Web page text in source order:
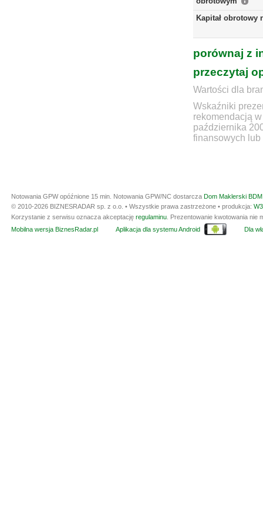
Kapitał obrotowy
porównaj z
przeczytaj
Wartości dla
Wskaźniki
rekomendacją
października
finansowych lub
Notowania GPW opóźnione 15 min. Notowania GPW/NC dostarcza Dom Maklerski
© 2010-2026 BIZNESRADAR sp. z o.o. • Wszystkie prawa zastrzeżone • produkcja:
Korzystanie z serwisu oznacza akceptację regulaminu . Prezentowanie kwotowania
Mobilna wersja BiznesRadar.pl
Aplikacja dla systemu Android Dla